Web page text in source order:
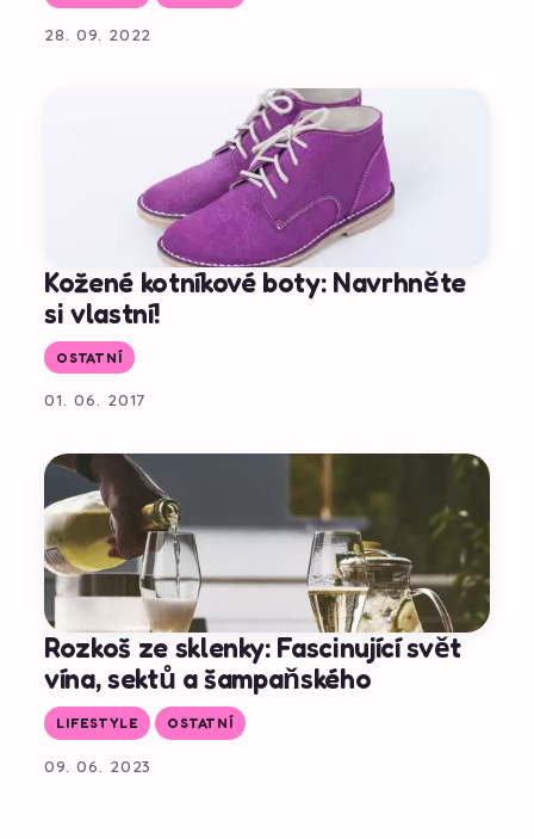
28. 09. 2022
Kožené kotníkové boty: Navrhněte
si vlastní!
OSTATNÍ
01. 06. 2017
Rozkoš ze sklenky: Fascinující svět
vína, sektů a šampaňského
LIFESTYLE OSTATNÍ
09. 06. 2023